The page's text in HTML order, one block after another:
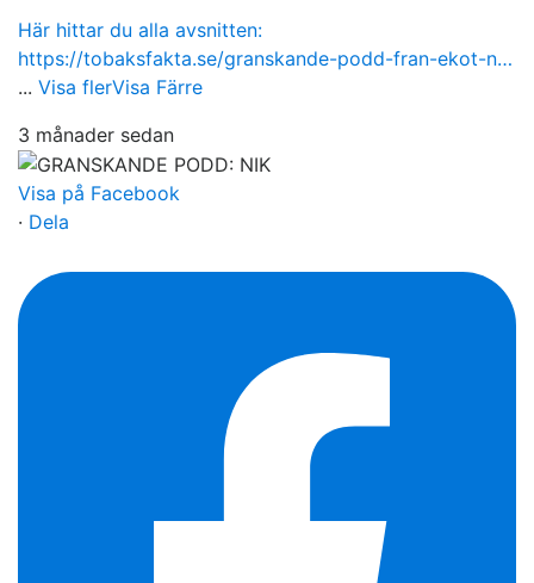
Här hittar du alla avsnitten:
https://tobaksfakta.se/granskande-podd-fran-ekot-n…
... Visa flerVisa Färre
3 månader sedan
Visa på Facebook
· Dela